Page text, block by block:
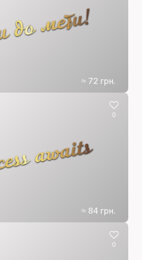
мети!
≈ 72 грн.
awaits
≈ 84 грн.
0
0